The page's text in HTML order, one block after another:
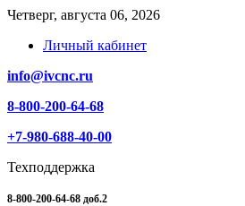
Четверг, августа 06, 2026
Личный кабинет
info@ivcnc.ru
8-800-200-64-68
+7-980-688-40-00
Техподдержка
8-800-200-64-68 доб.2